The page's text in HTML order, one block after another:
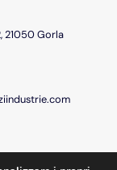
21050 Gorla